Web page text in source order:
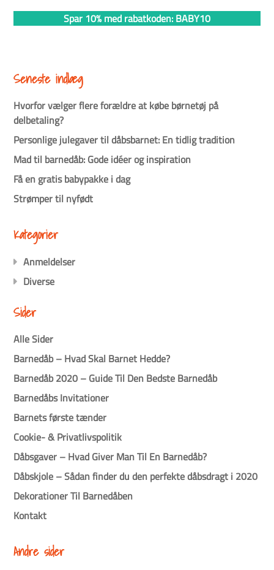
Spar 10% med rabatkoden: BABY10
Seneste indlæg
Hvorfor vælger flere forældre at købe børnetøj på
delbetaling?
Personlige julegaver til dåbsbarnet: En tidlig tradition
Mad til barnedåb: Gode idéer og inspiration
Få en gratis babypakke i dag
Strømper til nyfødt
Kategorier
Anmeldelser
Diverse
Sider
Alle Sider
Barnedåb – Hvad Skal Barnet Hedde?
Barnedåb 2020 – Guide Til Den Bedste Barnedåb
Barnedåbs Invitationer
Barnets første tænder
Cookie- & Privatlivspolitik
Dåbsgaver – Hvad Giver Man Til En Barnedåb?
Dåbskjole – Sådan finder du den perfekte dåbsdragt i 2020
Dekorationer Til Barnedåben
Kontakt
Andre sider